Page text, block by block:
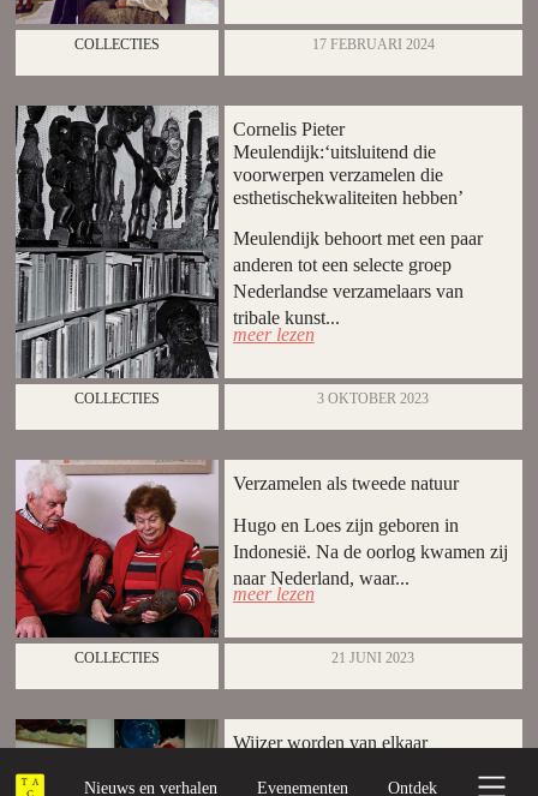
COLLECTIES 17 FEBRUARI 2024
Cornelis Pieter
Meulendijk:‘uitsluitend die
voorwerpen verzamelen die
esthetischekwaliteiten hebben’
Meulendijk behoort met een paar
anderen tot een selecte groep
Nederlandse verzamelaars van
tribale kunst...
meer lezen
COLLECTIES 3 OKTOBER 2023
Verzamelen als tweede natuur
Hugo en Loes zijn geboren in
Indonesië. Na de oorlog kwamen zij
naar Nederland, waar...
meer lezen
COLLECTIES 21 JUNI 2023
Wijzer worden van elkaar
Frank Eerhart in gesprek met Jos
Nieuws en verhalen Evenementen Ontdek